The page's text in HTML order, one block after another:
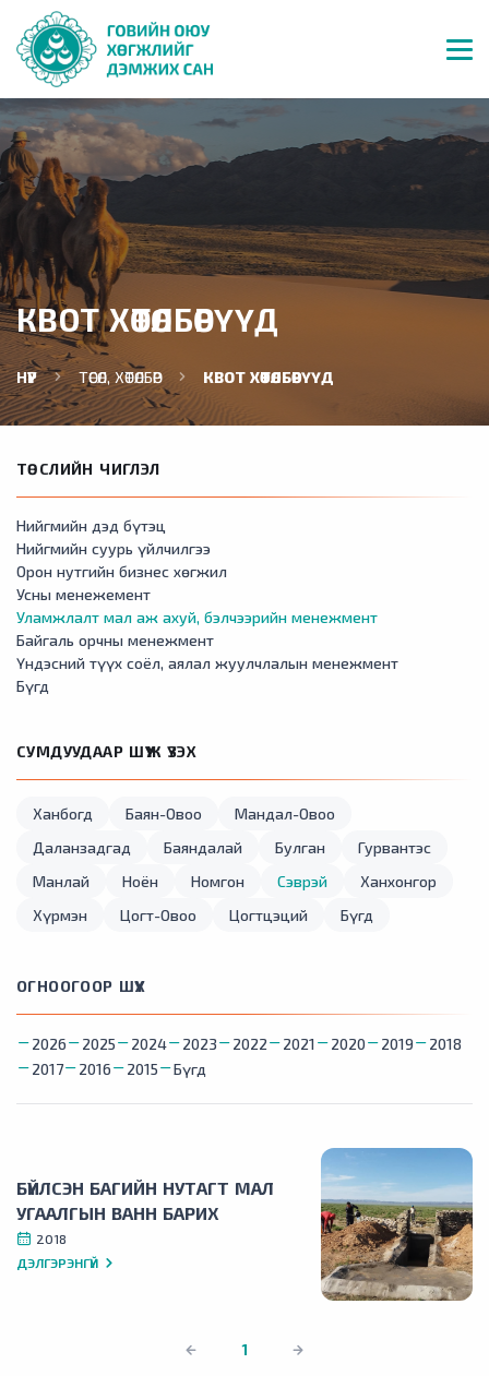
КВОТ ХӨТӨЛБӨРҮҮД
НҮҮР ТӨСӨЛ, ХӨТӨЛБӨР КВОТ ХӨТӨЛБӨРҮҮД
БҮЙЛСЭН БАГИЙН НУТАГТ МАЛ
УГААЛГЫН ВАНН БАРИХ
2018
ДЭЛГЭРЭНГҮЙ
ТӨСЛИЙН ЧИГЛЭЛ
Нийгмийн дэд бүтэц
Нийгмийн суурь үйлчилгээ
Орон нутгийн бизнес хөгжил
Усны менежемент
Уламжлалт мал аж ахуй, бэлчээрийн менежмент
Байгаль орчны менежмент
Үндэсний түүх соёл, аялал жуулчлалын менежмент
Бүгд
СУМДУУДААР ШҮҮЖ ҮЗЭХ
Ханбогд Баян-Овоо
Мандал-Овоо
Даланзадгад
Баяндалай Булган
Гурвантэс
Манлай
Ноён Номгон Сэврэй
Ханхонгор
Хүрмэн
Цогт-Овоо Цогтцэций Бүгд
ОГНООГООР ШҮҮХ
2026 2025 2024 2023 2022 2021 2020 2019
2018
2017
2016 2015 Бүгд
1